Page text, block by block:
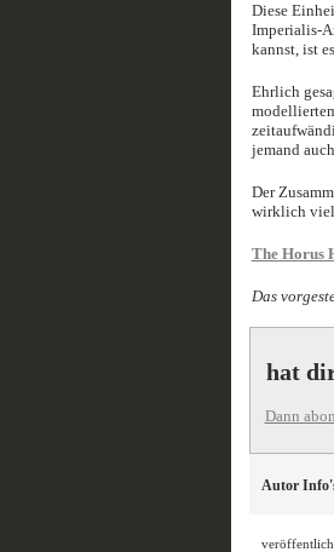
Diese
Imperialis-
kannst, ist
Ehrlich
jemand
Der
wirklich viel
The Horus
Das
hat
Dann
Autor